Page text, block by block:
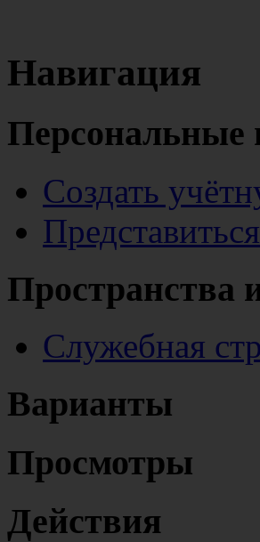
Навигация
Персональные
Создать
Пространства
Служебная
Варианты
Просмотры
Действия